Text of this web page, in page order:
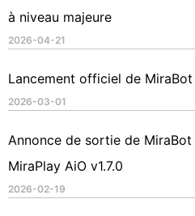
à niveau majeure
2026-04-21
Lancement officiel de MiraBot
2026-03-01
Annonce de sortie de MiraBot
MiraPlay AiO v1.7.0
2026-02-19